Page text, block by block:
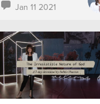
Jan 11 2021